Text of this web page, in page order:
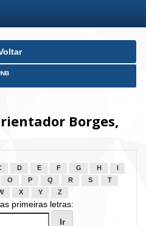
Borges,
D E F G H
O P Q R S
T
X Y Z
primeiras letras: